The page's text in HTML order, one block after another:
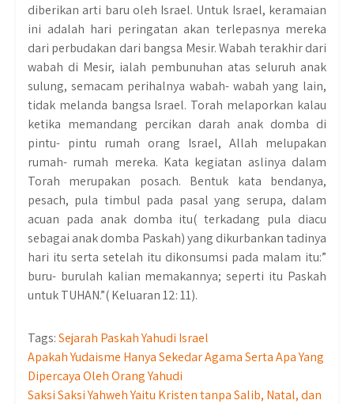
diberikan arti baru oleh Israel. Untuk Israel, keramaian
ini adalah hari peringatan akan terlepasnya mereka
dari perbudakan dari bangsa Mesir. Wabah terakhir dari
wabah di Mesir, ialah pembunuhan atas seluruh anak
sulung, semacam perihalnya wabah- wabah yang lain,
tidak melanda bangsa Israel. Torah melaporkan kalau
ketika memandang percikan darah anak domba di
pintu- pintu rumah orang Israel, Allah melupakan
rumah- rumah mereka. Kata kegiatan aslinya dalam
Torah merupakan posach. Bentuk kata bendanya,
pesach, pula timbul pada pasal yang serupa, dalam
acuan pada anak domba itu( terkadang pula diacu
sebagai anak domba Paskah) yang dikurbankan tadinya
hari itu serta setelah itu dikonsumsi pada malam itu:”
buru- burulah kalian memakannya; seperti itu Paskah
untuk TUHAN.”( Keluaran 12: 11).
Tags:Sejarah Paskah Yahudi Israel
Post
navigation
Apakah Yudaisme Hanya Sekedar Agama Serta Apa Yang
Dipercaya Oleh Orang Yahudi
Saksi Saksi Yahweh Yaitu Kristen tanpa Salib, Natal, dan